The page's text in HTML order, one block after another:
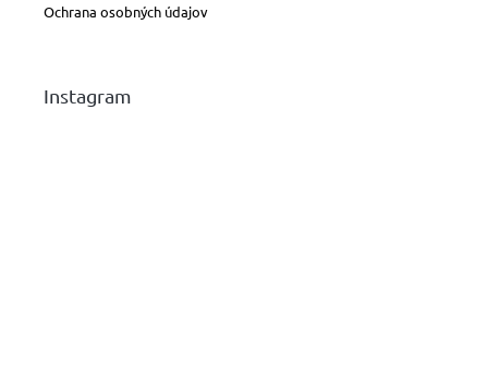
Ochrana osobných údajov
Instagram